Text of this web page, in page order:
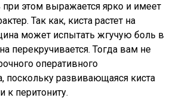
этом выражается ярко и имеет
Так как, киста растет на
может испытать жгучую боль в
перекручивается. Тогда вам не
оперативного
поскольку развивающаяся киста
к перитониту.